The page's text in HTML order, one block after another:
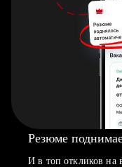
Резюме
И в топ откликов на